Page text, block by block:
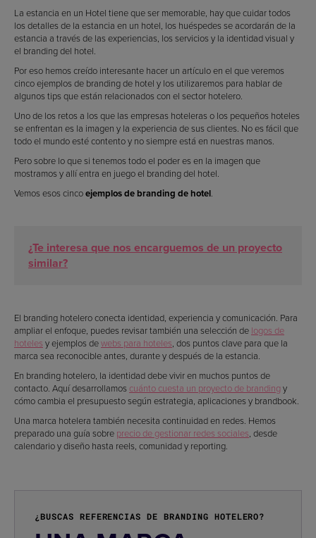
La estancia en un Hotel tiene que ser memorable, hay que cuidar todos
los detalles de la estancia en un hotel, los huéspedes se acordarán de la
estancia a través de las experiencias, los servicios y la identidad visual y
el branding del hotel.
Por eso hemos creído interesante hacer un artículo en el que veremos
cinco ejemplos de branding de hotel y los utilizaremos para hablar de
algunos tips que están relacionados con el sector hotelero.
Uno de los retos a los que las empresas hoteleras o los pequeños hoteles
se enfrentan es la imagen y la experiencia de sus clientes. No es fácil que
todo el mundo esté contento y no siempre está en nuestras manos.
Pero sobre lo que si tenemos todo el poder es en la imagen que
mostramos y allí entra en juego el branding del hotel.
Vemos esos cincoejemplos de branding de hotel
¿Te interesa que nos encarguemos de un proyecto
similar?
El branding hotelero conecta identidad, experiencia y comunicación. Para
ampliar el enfoque, puedes revisar también una selección de logos de
hoteles y ejemplos dewebs para hoteles, dos puntos clave para que la
marca sea reconocible antes, durante y después de la estancia.
En branding hotelero, la identidad debe vivir en muchos puntos de
contacto. Aquí desarrollamos cuánto cuesta un proyecto de brandingy
cómo cambia el presupuesto según estrategia, aplicaciones y brandbook.
Una marca hotelera también necesita continuidad en redes. Hemos
preparado una guía sobre precio de gestionar redes sociales, desde
calendario y diseño hasta reels, comunidad y reporting.
¿BUSCAS REFERENCIAS DE BRANDING HOTELERO?